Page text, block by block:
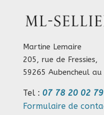
Martine Lemaire
205, rue de Fressies,
59265 Aubencheul au
Tel : 07 78 20 02 79
Formulaire de